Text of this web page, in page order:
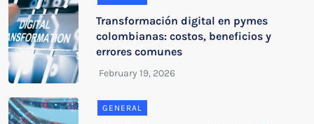
Transformación digital en pymes
colombianas: costos, beneficios y
errores comunes
GENERAL